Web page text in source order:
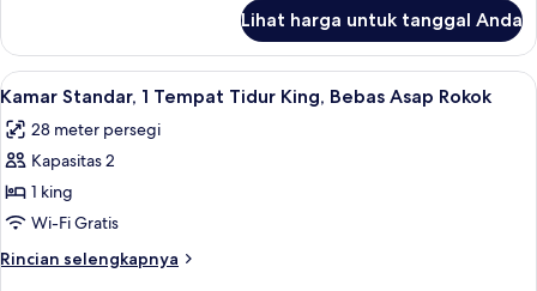
difabel,
Bebas
Asap
Rokok
Kamar,
Tempat
Queen,
akses
Bebas
Asap
Lihat harga untuk tanggal Anda
Lihat
semua
foto
untuk
Kamar
Standar,
1
Tempat
Meja kerja, setrika/meja setrika, dan
4
Kamar Standar, 1 Tempat Tidur King, Bebas Asap Rokok
28 meter persegi
Kapasitas 2
1 king
Wi-Fi Gratis
Rincian selengkapnya
Rincian